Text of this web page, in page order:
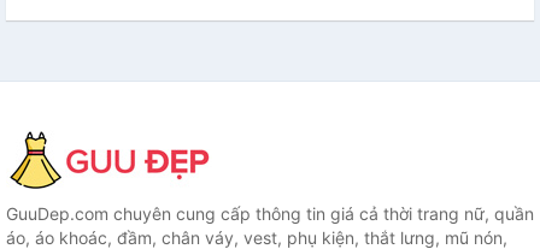
GuuDep.com chuyên cung cấp thông tin giá cả thời trang nữ, quần
áo, áo khoác, đầm, chân váy, vest, phụ kiện, thắt lưng, mũ nón,